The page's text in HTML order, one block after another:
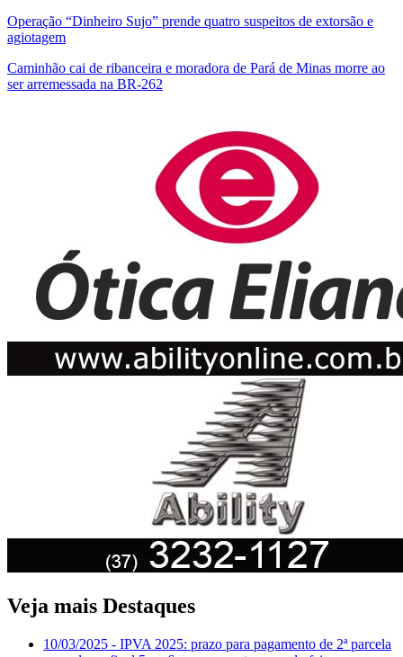
Operação “Dinheiro Sujo” prende quatro suspeitos de extorsão e
agiotagem
Caminhão cai de ribanceira e moradora de Pará de Minas morre ao
ser arremessada na BR-262
Veja mais Destaques
10/03/2025 - IPVA 2025: prazo para pagamento de 2ª parcela